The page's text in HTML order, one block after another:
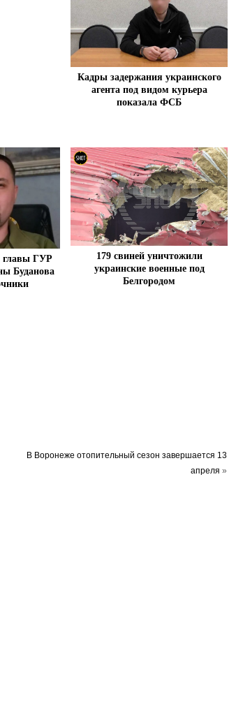
Кадры задержания украинского
агента под видом курьера
показала ФСБ
главы ГУР
Буданова
179 свиней уничтожили
украинские военные под
Белгородом
В Воронеже отопительный сезон завершается 13
апреля »